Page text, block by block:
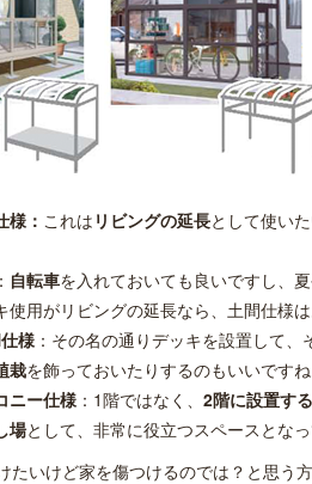
様： これは リビングの延長として使い
： 自転車を入れておいても良いですし、
使用がリビングの延長なら、土間仕様
様 ：その名の通りデッキを設置して、
栽を飾っておいたりするのもいいですね
ニー仕様 ：1階ではなく、 2階に設置す
場として、非常に役立つスペースとなっ
たいけど家を傷つけるのでは？と思う